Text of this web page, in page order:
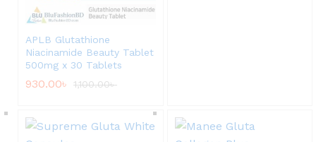
APLB Glutathione
Niacinamide Beauty Tablet
500mg x 30 Tablets
930.00৳ 1,100.00৳